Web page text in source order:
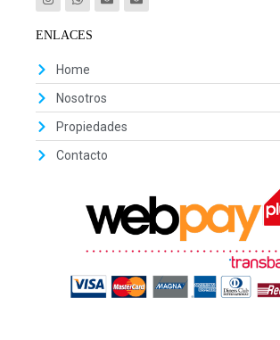
ENLACES
Home
Nosotros
Propiedades
Contacto